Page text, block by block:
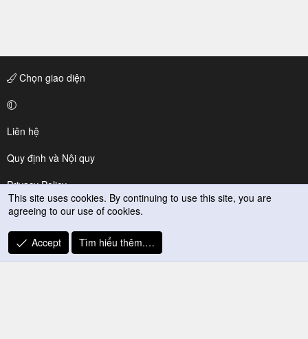
Chọn giao diện
Liên hệ
Quy định và Nội quy
Privacy Policy
Trợ giúp
R
S
This site uses cookies. By continuing to use this site, you are
agreeing to our use of cookies.
Accept Tìm hiểu thêm.…